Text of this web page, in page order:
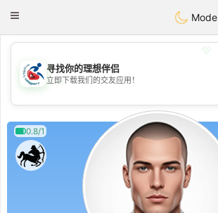
Handi Space
Toggle
Mode
💖
💕
寻找你的理想伴侣
立即下载我们的交友应用！
0.8/1